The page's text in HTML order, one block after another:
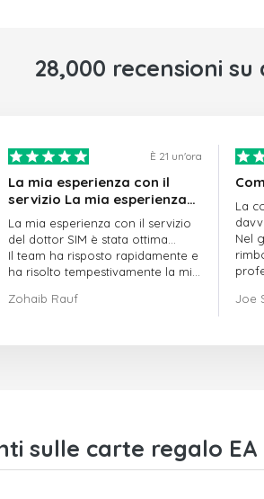
28,000 recensioni su
È 21 un'ora
La mia esperienza con il
servizio La mia esperienza
con il servizio offerto da
doctorSIM è stata ottima.
La mia esperienza con il servizio
del dottor SIM è stata ottima...
Il team ha risposto rapidamente e
ha risolto tempestivamente la mia
Nel complesso, sono davvero
Zohaib Rauf
La
Nel
Joe
sulle carte regalo EA